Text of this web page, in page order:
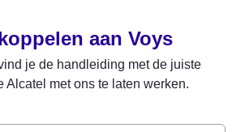
aan Voys
je de handleiding met de juiste
Alcatel met ons te laten werken.